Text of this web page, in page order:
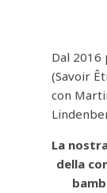
Dal 2016
(Savoir
con
La
della